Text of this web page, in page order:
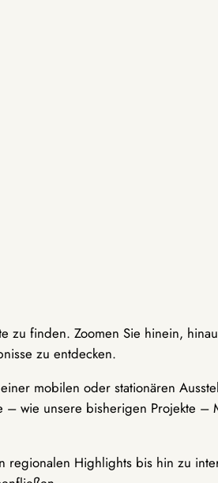
zu finden. Zoomen Sie hinein,
zu entdecken.
mobilen oder stationären
– wie unsere bisherigen Projekte
regionalen Highlights bis hin zu